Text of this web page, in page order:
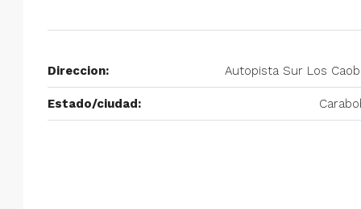
Direccion: Autopista Sur Los
Estado/ciudad:
y Equipado
Prados del Este, Prados del Este,